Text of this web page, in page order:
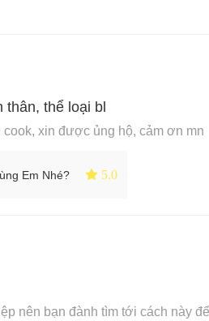
thân, thể loại bl
xin được ủng hộ, cảm ơn mn
Em Nhé?  5.0
nên bạn đành tìm tới cách này